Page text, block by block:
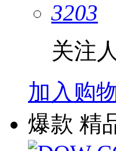
3203
关注
加入购
爆款 精